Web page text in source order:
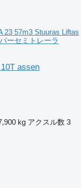
23 57m3 Stuuras Liftas
ーセミトレーラ
assen
kg アクスル数 3